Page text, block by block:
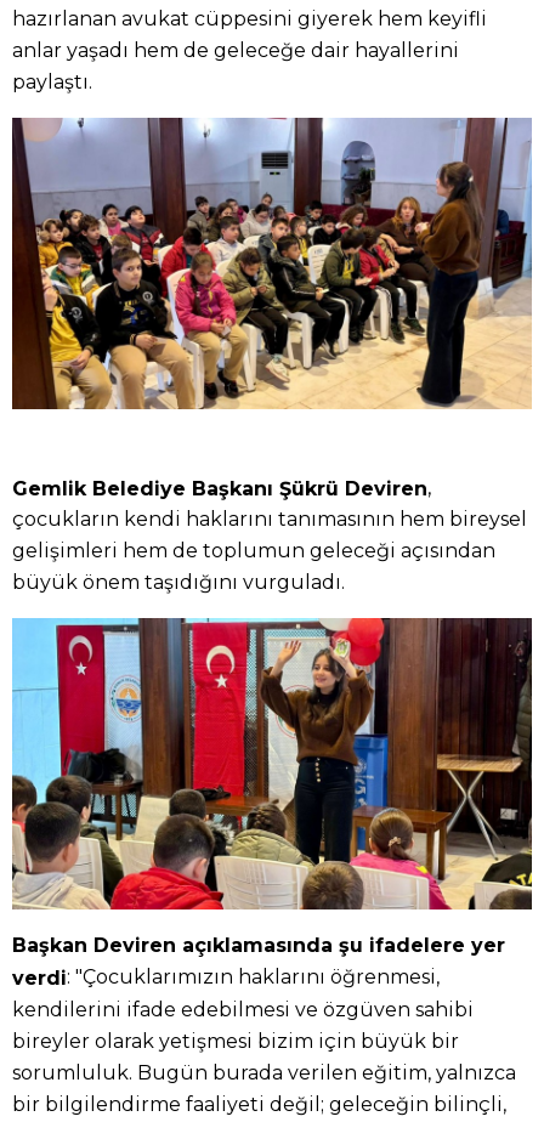
hazırlanan avukat cüppesini giyerek hem keyifli
anlar yaşadı hem de geleceğe dair hayallerini
paylaştı.
Gemlik Belediye Başkanı Şükrü Deviren,
çocukların kendi haklarını tanımasının hem bireysel
gelişimleri hem de toplumun geleceği açısından
büyük önem taşıdığını vurguladı.
Başkan Deviren açıklamasında şu ifadelere yer
verdi: "Çocuklarımızın haklarını öğrenmesi,
kendilerini ifade edebilmesi ve özgüven sahibi
bireyler olarak yetişmesi bizim için büyük bir
sorumluluk. Bugün burada verilen eğitim, yalnızca
bir bilgilendirme faaliyeti değil; geleceğin bilinçli,